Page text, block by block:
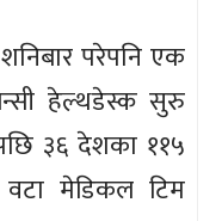
परेपनि एक
हेल्थडेस्क सुरु
३६ देशका ११५
वटा मेडिकल टिम